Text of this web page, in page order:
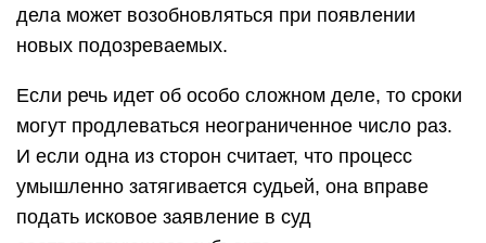
дела может возобновляться при появлении
новых подозреваемых.
Если речь идет об особо сложном деле, то сроки
могут продлеваться неограниченное число раз.
И если одна из сторон считает, что процесс
умышленно затягивается судьей, она вправе
подать исковое заявление в суд